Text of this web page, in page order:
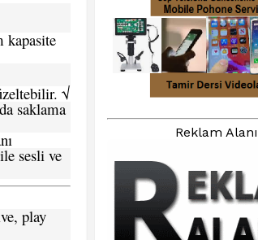
kapasite
√
saklama
sesli ve
play
Reklam Alanı